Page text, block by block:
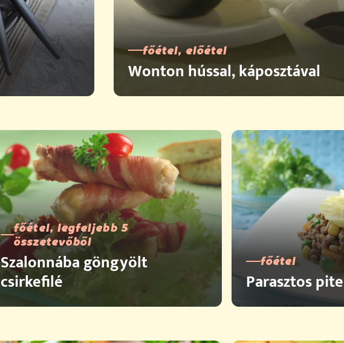
főétel, előétel
Wonton hússal, káposztával
főétel, legfeljebb 5
összetevőből
Szalonnába göngyölt
csirkefilé
főétel
Parasztos pite